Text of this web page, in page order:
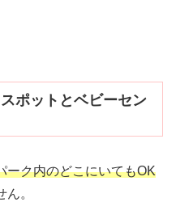
ポットとベビーセン
ーク内のどこにいてもOK
。